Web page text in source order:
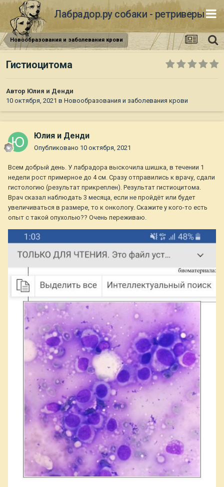
Лабрадор.ру собаки - ретриверы
Новообразования и заболевания крови
Гистиоцитома
Автор Юлия и Денди
10 октября, 2021 в Новообразования и заболевания крови
Юлия и Денди
Опубликовано 10 октября, 2021
Всем добрый день. У лабрадора выскочила шишка, в течении 1
недели рост примерное до 4 см. Сразу отправились к врачу, сдали
гистологию (результат прикреплен). Результат гистиоцитома.
Врач сказал наблюдать 3 месяца, если не пройдёт или будет
увеличиваться в размере, то к онкологу. Скажите у кого-то есть
опыт с такой опухолью?? Очень переживаю.